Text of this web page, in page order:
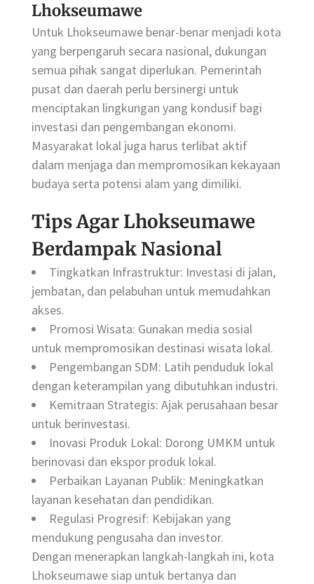
Lhokseumawe
Untuk Lhokseumawe benar-benar menjadi kota
yang berpengaruh secara nasional, dukungan
semua pihak sangat diperlukan. Pemerintah
pusat dan daerah perlu bersinergi untuk
menciptakan lingkungan yang kondusif bagi
investasi dan pengembangan ekonomi.
Masyarakat lokal juga harus terlibat aktif
dalam menjaga dan mempromosikan kekayaan
budaya serta potensi alam yang dimiliki.
Tips Agar Lhokseumawe
Berdampak Nasional
Tingkatkan Infrastruktur: Investasi di jalan,
jembatan, dan pelabuhan untuk memudahkan
akses.
Promosi Wisata: Gunakan media sosial
untuk mempromosikan destinasi wisata lokal.
Pengembangan SDM: Latih penduduk lokal
dengan keterampilan yang dibutuhkan industri.
Kemitraan Strategis: Ajak perusahaan besar
untuk berinvestasi.
Inovasi Produk Lokal: Dorong UMKM untuk
berinovasi dan ekspor produk lokal.
Perbaikan Layanan Publik: Meningkatkan
layanan kesehatan dan pendidikan.
Regulasi Progresif: Kebijakan yang
mendukung pengusaha dan investor.
Dengan menerapkan langkah-langkah ini, kota
Lhokseumawe siap untuk bertanya dan